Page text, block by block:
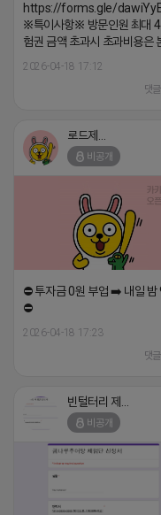
https://forms.gle/
※특이사항※ 방문인원 최대 4
험권 금액 초과시 초과비용은
2026-04-18 17:12
댓
비공개
⛔️ 투자금 0원 부업 ➡️ 내일 밤
⛔️
2026-04-18 17:23
댓
비공개